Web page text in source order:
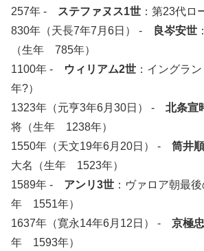
257年 - ステファヌス1世 ：第23代ロ
830年（天長7年7月6日） -
良岑安世
（生年 785年）
1100年 -
ウィリアム2世 ：イングラ
年?）
1323年（元亨3年6月30日） - 北条宣
将（生年 1238年）
1550年（天文19年6月20日） - 筒井
大名（生年 1523年）
1589年 - アンリ3世 ：ヴァロア朝最
年 1551年）
1637年（寛永14年6月12日） - 京極
年 1593年）